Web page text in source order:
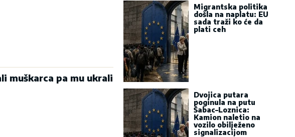
muškarca pa mu ukrali
Migrantska politika
došla na naplatu: EU
sada traži ko će da
plati ceh
Dvojica putara
poginula na putu
Šabac–Loznica:
Kamion naletio na
vozilo obilježeno
signalizacijom